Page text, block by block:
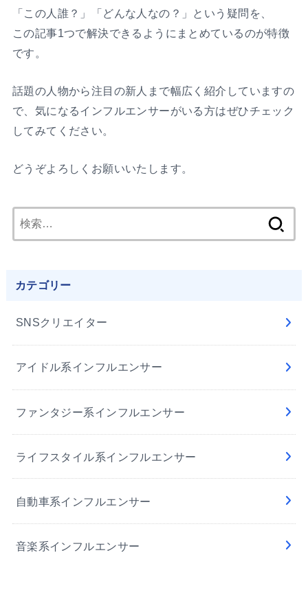
「この人誰？」「どんな人なの？」という疑問を、
この記事1つで解決できるようにまとめているのが特徴
です。
話題の人物から注目の新人まで幅広く紹介していますの
で、気になるインフルエンサーがいる方はぜひチェック
してみてください。
どうぞよろしくお願いいたします。
索:
カテゴリー
SNSクリエイター
アイドル系インフルエンサー
ファンタジー系インフルエンサー
ライフスタイル系インフルエンサー
自動車系インフルエンサー
音楽系インフルエンサー